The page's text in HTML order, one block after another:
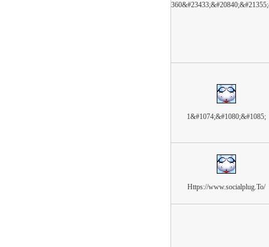
1&#1074;&#1080;&#1085;
Https://www.socialplug.To/